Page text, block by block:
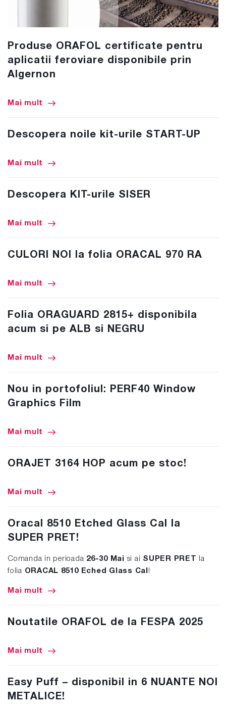
Produse ORAFOL certificate pentru
aplicatii feroviare disponibile prin
Algernon
Mai mult
Descopera noile kit-urile START-UP
Mai mult
Descopera KIT-urile SISER
Mai mult
CULORI NOI la folia ORACAL 970 RA
Mai mult
Folia ORAGUARD 2815+ disponibila
acum si pe ALB si NEGRU
Mai mult
Nou in portofoliul: PERF40 Window
Graphics Film
Mai mult
ORAJET 3164 HOP acum pe stoc!
Mai mult
Oracal 8510 Etched Glass Cal la
SUPER PRET!
Comanda in perioada 26-30 Mai si ai SUPER PRET
la
folia ORACAL 8510 Eched Glass Cal !
Mai mult
Noutatile ORAFOL de la FESPA 2025
Mai mult
Easy Puff – disponibil in 6 NUANTE NOI
METALICE!